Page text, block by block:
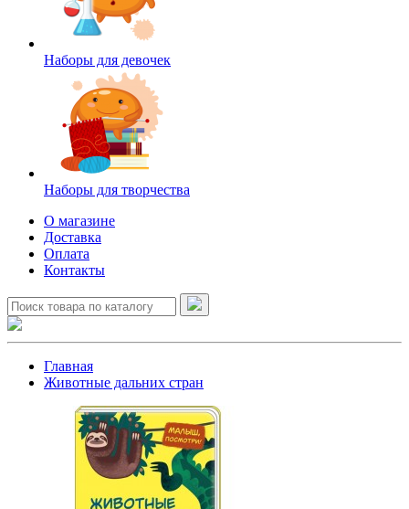
Наборы для девочек
Наборы для творчества
О магазине
Доставка
Оплата
Контакты
Главная
Животные дальних стран